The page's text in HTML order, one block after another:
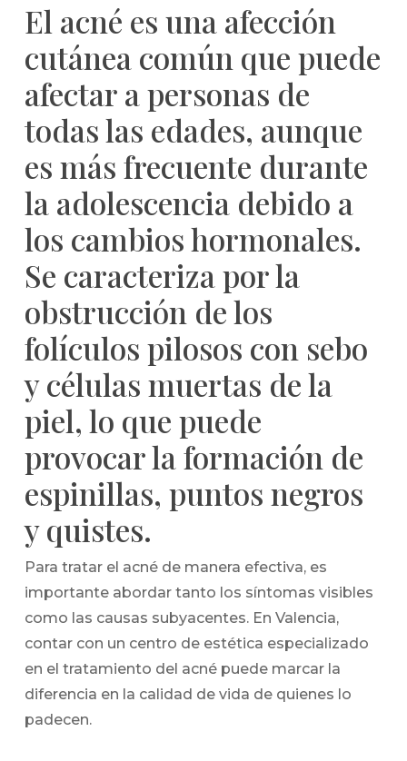
El acné es una afección
cutánea común que puede
afectar a personas de
todas las edades, aunque
es más frecuente durante
la adolescencia debido a
los cambios hormonales.
Se caracteriza por la
obstrucción de los
folículos pilosos con sebo
y células muertas de la
piel, lo que puede
provocar la formación de
espinillas, puntos negros
y quistes.
Para tratar el acné de manera efectiva, es
importante abordar tanto los síntomas visibles
como las causas subyacentes. En Valencia,
contar con un centro de estética especializado
en el tratamiento del acné puede marcar la
diferencia en la calidad de vida de quienes lo
padecen.